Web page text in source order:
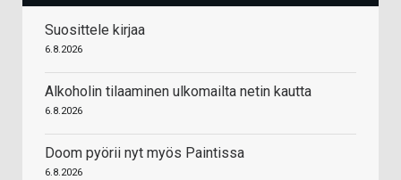
Suosittele kirjaa
6.8.2026
Alkoholin tilaaminen ulkomailta netin kautta
6.8.2026
Doom pyörii nyt myös Paintissa
6.8.2026